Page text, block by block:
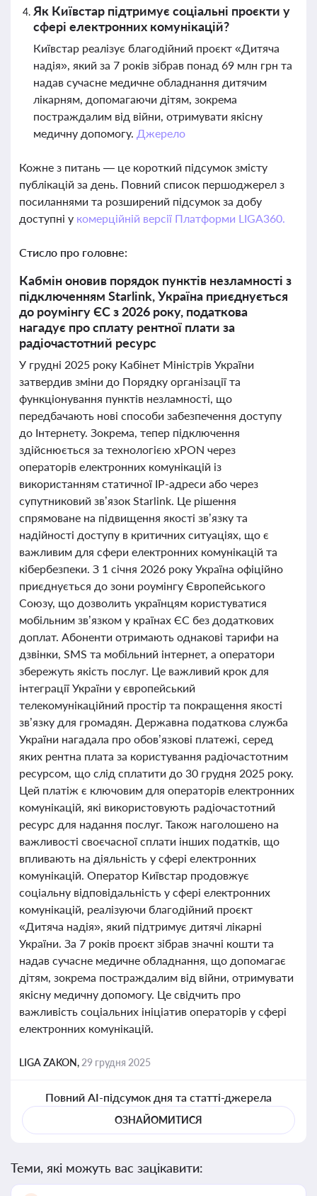
Як Київстар підтримує соціальні проєкти у
сфері електронних комунікацій?
Київстар реалізує благодійний проєкт «Дитяча
надія», який за 7 років зібрав понад 69 млн грн та
надав сучасне медичне обладнання дитячим
лікарням, допомагаючи дітям, зокрема
постраждалим від війни, отримувати якісну
медичну допомогу. Джерело
Кожне з питань — це короткий підсумок змісту
публікацій за день. Повний список першоджерел з
посиланнями та розширений підсумок за добу
доступні у комерційній версії Платформи LIGA360.
Стисло про головне:
Кабмін оновив порядок пунктів незламності з
підключенням Starlink, Україна приєднується
до роумінгу ЄС з 2026 року, податкова
нагадує про сплату рентної плати за
радіочастотний ресурс
У грудні 2025 року Кабінет Міністрів України
затвердив зміни до Порядку організації та
функціонування пунктів незламності, що
передбачають нові способи забезпечення доступу
до Інтернету. Зокрема, тепер підключення
здійснюється за технологією xPON через
операторів електронних комунікацій із
використанням статичної IP-адреси або через
супутниковий зв’язок Starlink. Це рішення
спрямоване на підвищення якості зв’язку та
надійності доступу в критичних ситуаціях, що є
важливим для сфери електронних комунікацій та
кібербезпеки. З 1 січня 2026 року Україна офіційно
приєднується до зони роумінгу Європейського
Союзу, що дозволить українцям користуватися
мобільним зв’язком у країнах ЄС без додаткових
доплат. Абоненти отримають однакові тарифи на
дзвінки, SMS та мобільний інтернет, а оператори
збережуть якість послуг. Це важливий крок для
інтеграції України у європейський
телекомунікаційний простір та покращення якості
зв’язку для громадян. Державна податкова служба
України нагадала про обов’язкові платежі, серед
яких рентна плата за користування радіочастотним
ресурсом, що слід сплатити до 30 грудня 2025 року.
Цей платіж є ключовим для операторів електронних
комунікацій, які використовують радіочастотний
ресурс для надання послуг. Також наголошено на
важливості своєчасної сплати інших податків, що
впливають на діяльність у сфері електронних
комунікацій. Оператор Київстар продовжує
соціальну відповідальність у сфері електронних
комунікацій, реалізуючи благодійний проєкт
«Дитяча надія», який підтримує дитячі лікарні
України. За 7 років проєкт зібрав значні кошти та
надав сучасне медичне обладнання, що допомагає
дітям, зокрема постраждалим від війни, отримувати
якісну медичну допомогу. Це свідчить про
важливість соціальних ініціатив операторів у сфері
електронних комунікацій.
LIGA ZAKON, 29 грудня 2025
Повний AI-підсумок дня та статті-джерела
ОЗНАЙОМИТИСЯ
Теми, які можуть вас зацікавити: